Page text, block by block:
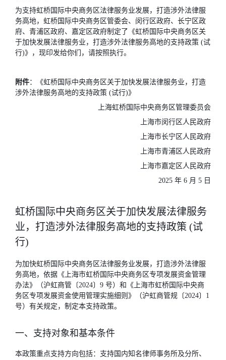
为支持虹桥国际中央商务区法律服务业发展，打造涉外法律服
务高地，虹桥国际中央商务区管委会、闵行区政府、长宁区政
府、青浦区政府、嘉定区政府制定了《虹桥国际中央商务区关
于加快发展法律服务业，打造涉外法律服务高地的支持政策 (试
行)》，现印发给你们，请按照执行。
附件：《虹桥国际中央商务区关于加快发展法律服务业，打造
涉外法律服务高地的支持政策 (试行)》
上海虹桥国际中央商务区管理委员会
上海市闵行区人民政府
上海市长宁区人民政府
上海市青浦区人民政府
上海市嘉定区人民政府
2025 年 6 月 5 日
虹桥国际中央商务区关于加快发展法律服务
业，打造涉外法律服务高地的支持政策 (试
行)
为加快虹桥国际中央商务区法律服务业发展，打造涉外法律服
务高地，依据《上海市虹桥国际中央商务区专项发展资金管理
办法》（沪虹商管〔2024〕9 号）和《上海市虹桥国际中央商
务区专项发展资金使用管理实施细则》（沪虹商管规〔2024〕1
号）有关规定，制定本支持政策。
一、支持对象和基本条件
本政策重点支持方向包括：支持国内知名律师事务所及分所、